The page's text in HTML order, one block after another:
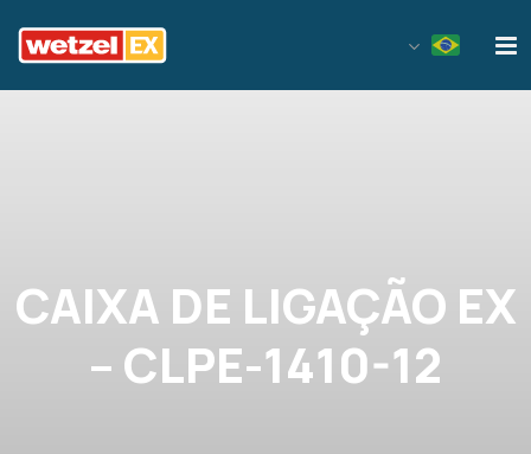
CAIXA DE LIGAÇÃO EX
– CLPE-1410-12